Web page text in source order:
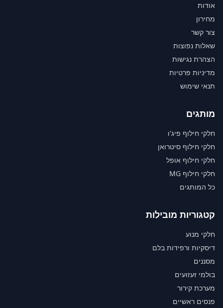
אודות
מחירון
צור קשר
שאלות נפוצות
הצהרת נגישות
מדיניות פרטיות
תנאי שימוש
מותגים
חלקי חילוף פיג'ו
חלקי חילוף סיטרואן
חלקי חילוף אופל
חלקי חילוף MG
כל המותגים
קטגוריות מובילות
חלקי מנוע
דיסקיות ורפידות בלם
מסננים
בולמי זעזועים
מערכת קירור
פנסים ראשיים